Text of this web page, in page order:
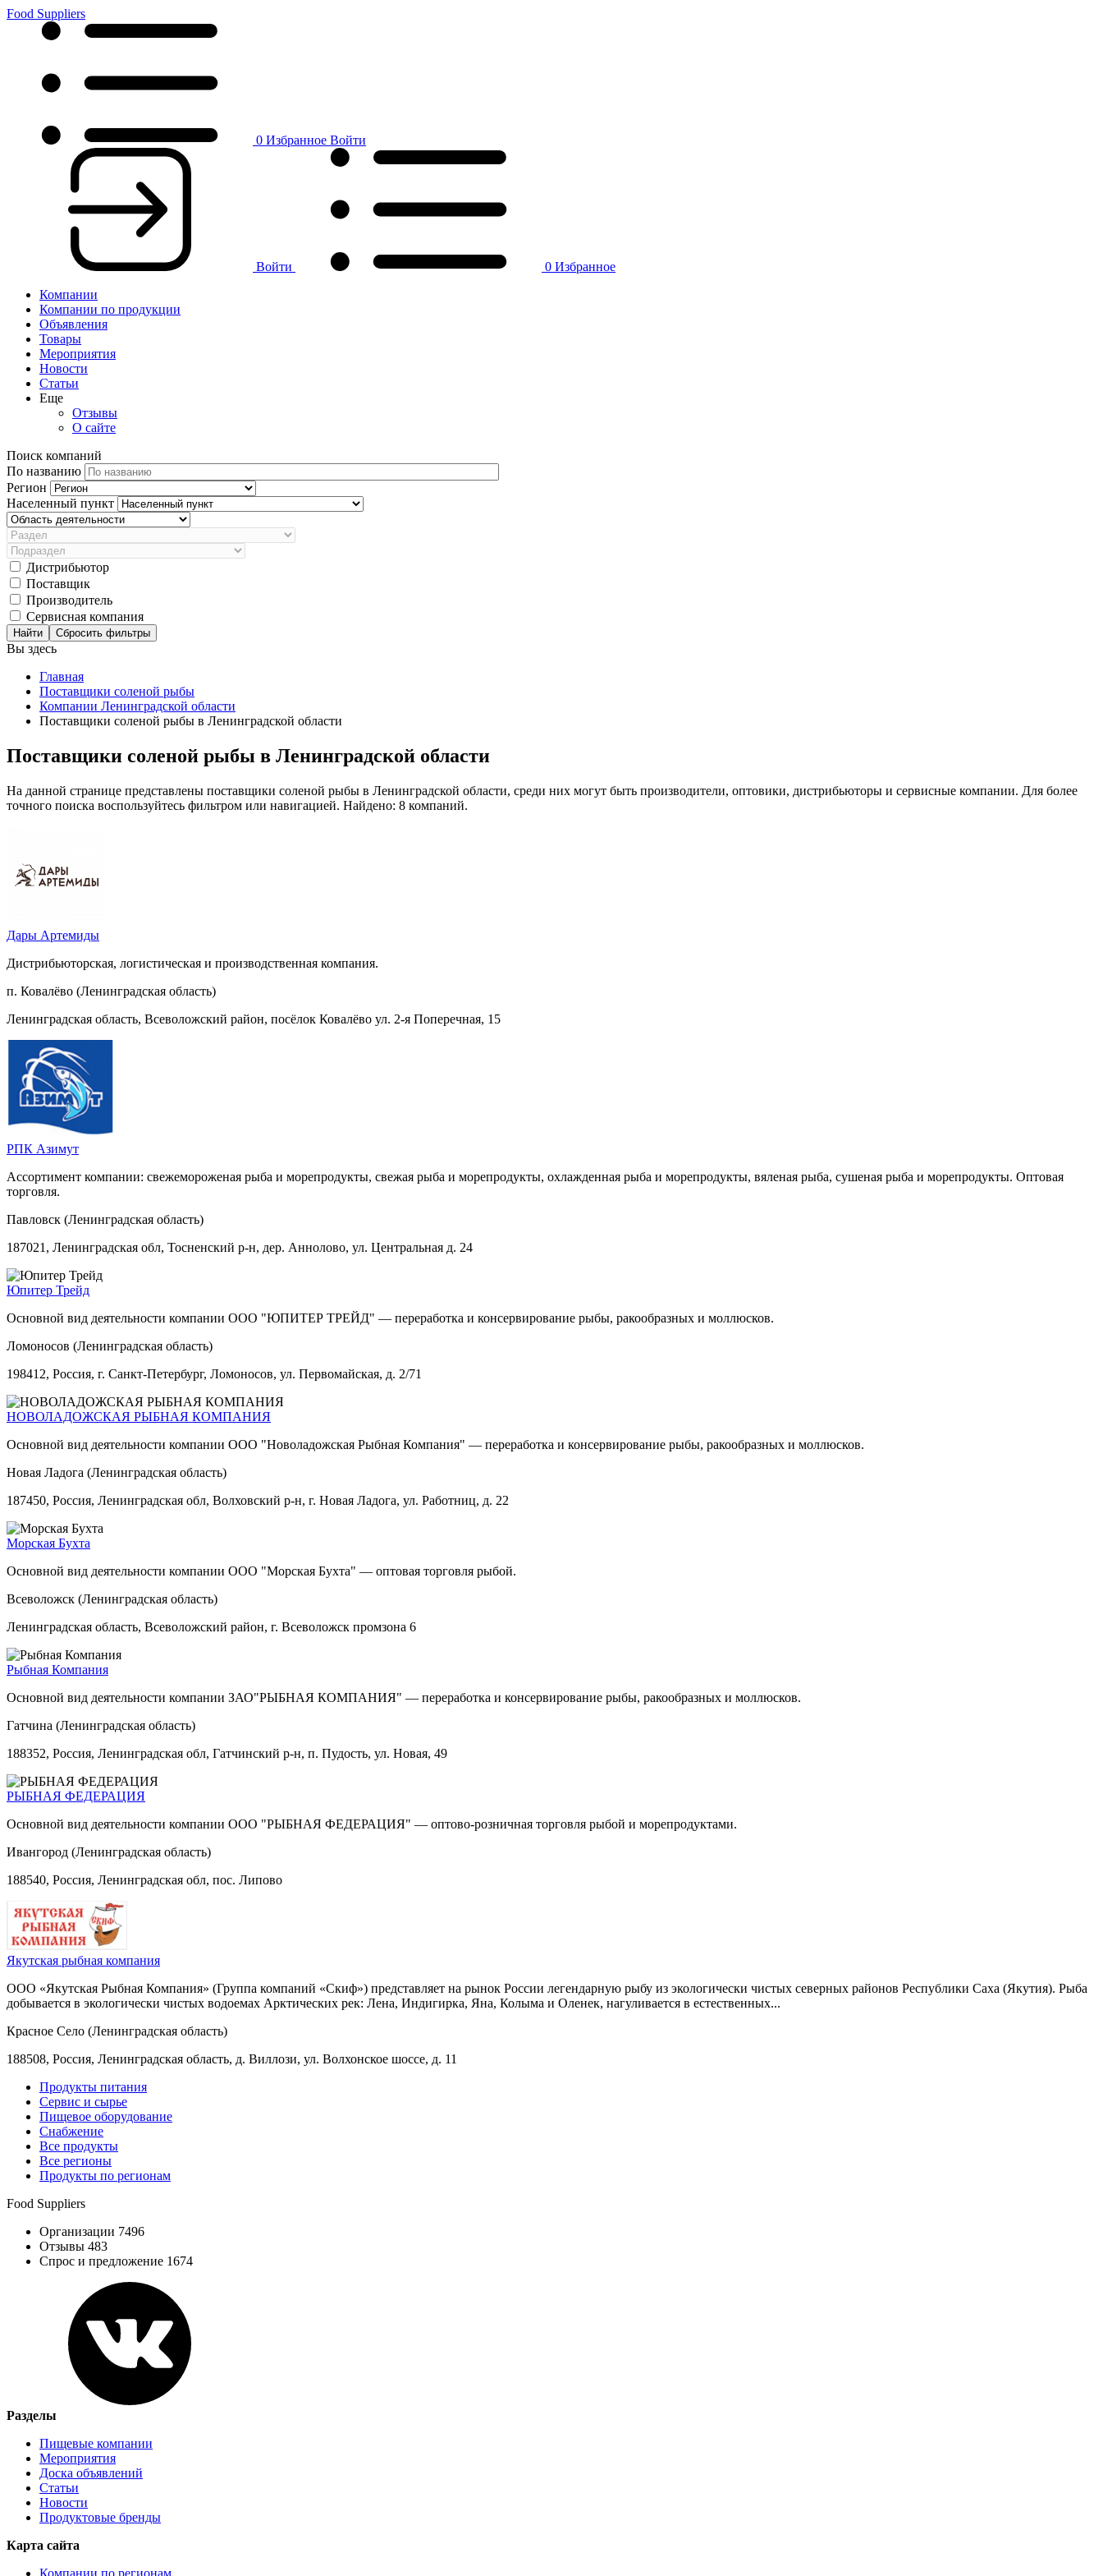
Food Suppliers
0 Избранное Войти
Войти 0 Избранное
Компании
Компании по продукции
Объявления
Товары
Мероприятия
Новости
Статьи
Еще
Отзывы
О сайте
Поиск компаний
По названию
Регион
Населенный пункт
Дистрибьютор
Поставщик
Производитель
Сервисная компания
Сбросить фильтры
Вы здесь
Главная
Поставщики соленой рыбы
Компании Ленинградской области
Поставщики соленой рыбы в Ленинградской области
Поставщики соленой рыбы в Ленинградской области
На данной странице представлены поставщики соленой рыбы в Ленинградской области, среди них могут быть производители, оптовики, дистрибьюторы и сервисные компании. Для более
точного поиска воспользуйтесь фильтром или навигацией. Найдено: 8 компаний.
Дары Артемиды
Дистрибьюторская, логистическая и производственная компания.
п. Ковалёво (Ленинградская область)
Ленинградская область, Всеволожский район, посёлок Ковалёво ул. 2-я Поперечная, 15
РПК Азимут
Ассортимент компании: свежемороженая рыба и морепродукты, свежая рыба и морепродукты, охлажденная рыба и морепродукты, вяленая рыба, сушеная рыба и морепродукты. Оптовая
торговля.
Павловск (Ленинградская область)
187021, Ленинградская обл, Тосненский р-н, дер. Аннолово, ул. Центральная д. 24
Юпитер Трейд
Основной вид деятельности компании ООО "ЮПИТЕР ТРЕЙД" — переработка и консервирование рыбы, ракообразных и моллюсков.
Ломоносов (Ленинградская область)
198412, Россия, г. Санкт-Петербург, Ломоносов, ул. Первомайская, д. 2/71
НОВОЛАДОЖСКАЯ РЫБНАЯ КОМПАНИЯ
Основной вид деятельности компании ООО "Новоладожская Рыбная Компания" — переработка и консервирование рыбы, ракообразных и моллюсков.
Новая Ладога (Ленинградская область)
187450, Россия, Ленинградская обл, Волховский р-н, г. Новая Ладога, ул. Работниц, д. 22
Морская Бухта
Основной вид деятельности компании ООО "Морская Бухта" — оптовая торговля рыбой.
Всеволожск (Ленинградская область)
Ленинградская область, Всеволожский район, г. Всеволожск промзона 6
Рыбная Компания
Основной вид деятельности компании ЗАО"РЫБНАЯ КОМПАНИЯ" — переработка и консервирование рыбы, ракообразных и моллюсков.
Гатчина (Ленинградская область)
188352, Россия, Ленинградская обл, Гатчинский р-н, п. Пудость, ул. Новая, 49
РЫБНАЯ ФЕДЕРАЦИЯ
Основной вид деятельности компании ООО "РЫБНАЯ ФЕДЕРАЦИЯ" — оптово-розничная торговля рыбой и морепродуктами.
Ивангород (Ленинградская область)
188540, Россия, Ленинградская обл, пос. Липово
Якутская рыбная компания
ООО «Якутская Рыбная Компания» (Группа компаний «Скиф») представляет на рынок России легендарную рыбу из экологически чистых северных районов Республики Саха (Якутия). Рыба
добывается в экологически чистых водоемах Арктических рек: Лена, Индигирка, Яна, Колыма и Оленек, нагуливается в естественных...
Красное Село (Ленинградская область)
188508, Россия, Ленинградская область, д. Виллози, ул. Волхонское шоссе, д. 11
Продукты питания
Сервис и сырье
Пищевое оборудование
Снабжение
Все продукты
Все регионы
Продукты по регионам
Food Suppliers
Организации 7496
Отзывы 483
Спрос и предложение 1674
Разделы
Пищевые компании
Мероприятия
Доска объявлений
Статьи
Новости
Продуктовые бренды
Карта сайта
Компании по регионам